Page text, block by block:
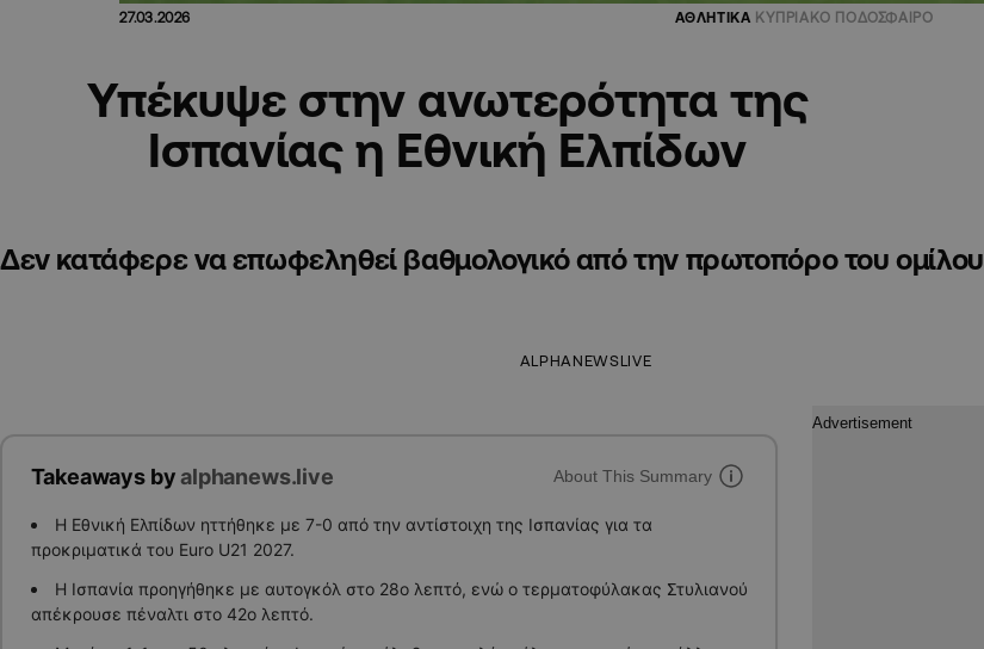
27.03.2026 ΑΘΛΗΤΙΚΑ ΚΥΠΡΙΑΚΟ ΠΟΔΟΣΦΑΙΡΟ
Υπέκυψε στην ανωτερότητα της
Ισπανίας η Εθνική Ελπίδων
Δεν κατάφερε να επωφεληθεί βαθμολογικό από την πρωτοπόρο του ομίλου
ALPHANEWSLIVE
Takeaways byalphanews.live About This Summary
Η Εθνική Ελπίδων ηττήθηκε με 7-0 από την αντίστοιχη της Ισπανίας για τα
προκριματικά του Euro U21 2027.
Η Ισπανία προηγήθηκε με αυτογκόλ στο 28ο λεπτό, ενώ ο τερματοφύλακας Στυλιανού
απέκρουσε πέναλτι στο 42ο λεπτό.